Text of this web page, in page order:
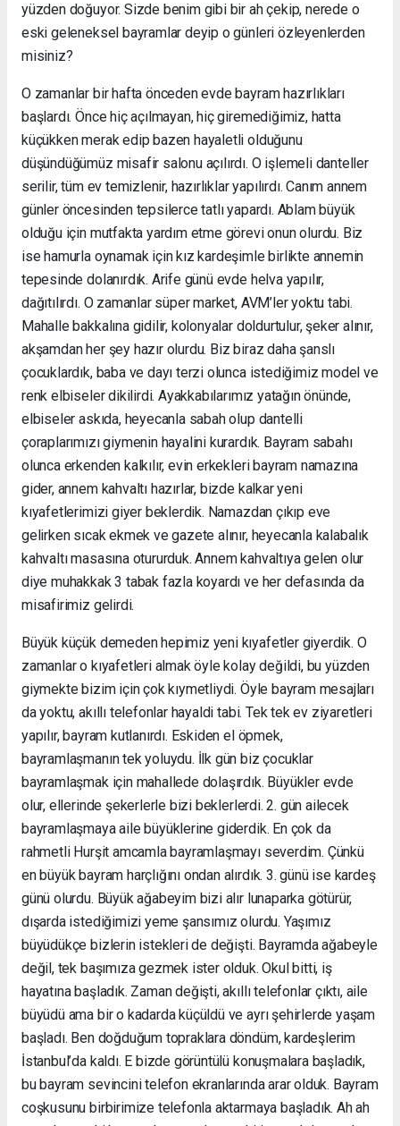
yüzden doğuyor. Sizde benim gibi bir ah çekip, nerede o
eski geleneksel bayramlar deyip o günleri özleyenlerden
misiniz?
O zamanlar bir hafta önceden evde bayram hazırlıkları
başlardı. Önce hiç açılmayan, hiç giremediğimiz, hatta
küçükken merak edip bazen hayaletli olduğunu
düşündüğümüz misafir salonu açılırdı. O işlemeli danteller
serilir, tüm ev temizlenir, hazırlıklar yapılırdı. Canım annem
günler öncesinden tepsilerce tatlı yapardı. Ablam büyük
olduğu için mutfakta yardım etme görevi onun olurdu. Biz
ise hamurla oynamak için kız kardeşimle birlikte annemin
tepesinde dolanırdık. Arife günü evde helva yapılır,
dağıtılırdı. O zamanlar süper market, AVM’ler yoktu tabi.
Mahalle bakkalına gidilir, kolonyalar doldurtulur, şeker alınır,
akşamdan her şey hazır olurdu. Biz biraz daha şanslı
çocuklardık, baba ve dayı terzi olunca istediğimiz model ve
renk elbiseler dikilirdi. Ayakkabılarımız yatağın önünde,
elbiseler askıda, heyecanla sabah olup dantelli
çoraplarımızı giymenin hayalini kurardık. Bayram sabahı
olunca erkenden kalkılır, evin erkekleri bayram namazına
gider, annem kahvaltı hazırlar, bizde kalkar yeni
kıyafetlerimizi giyer beklerdik. Namazdan çıkıp eve
gelirken sıcak ekmek ve gazete alınır, heyecanla kalabalık
kahvaltı masasına otururduk. Annem kahvaltıya gelen olur
diye muhakkak 3 tabak fazla koyardı ve her defasında da
misafirimiz gelirdi.
Büyük küçük demeden hepimiz yeni kıyafetler giyerdik. O
zamanlar o kıyafetleri almak öyle kolay değildi, bu yüzden
giymekte bizim için çok kıymetliydi. Öyle bayram mesajları
da yoktu, akıllı telefonlar hayaldi tabi. Tek tek ev ziyaretleri
yapılır, bayram kutlanırdı. Eskiden el öpmek,
bayramlaşmanın tek yoluydu. İlk gün biz çocuklar
bayramlaşmak için mahallede dolaşırdık. Büyükler evde
olur, ellerinde şekerlerle bizi beklerlerdi. 2. gün ailecek
bayramlaşmaya aile büyüklerine giderdik. En çok da
rahmetli Hurşit amcamla bayramlaşmayı severdim. Çünkü
en büyük bayram harçlığını ondan alırdık. 3. günü ise kardeş
günü olurdu. Büyük ağabeyim bizi alır lunaparka götürür,
dışarda istediğimizi yeme şansımız olurdu. Yaşımız
büyüdükçe bizlerin istekleri de değişti. Bayramda ağabeyle
değil, tek başımıza gezmek ister olduk. Okul bitti, iş
hayatına başladık. Zaman değişti, akıllı telefonlar çıktı, aile
büyüdü ama bir o kadarda küçüldü ve ayrı şehirlerde yaşam
başladı. Ben doğduğum topraklara döndüm, kardeşlerim
İstanbul’da kaldı. E bizde görüntülü konuşmalara başladık,
bu bayram sevincini telefon ekranlarında arar olduk. Bayram
coşkusunu birbirimize telefonla aktarmaya başladık. Ah ah